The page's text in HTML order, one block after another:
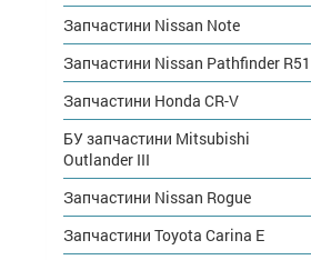
Запчастини Nissan Note
Запчастини Nissan Pathfinder R51
Запчастини Honda CR-V
БУ запчастини Mitsubishi
Outlander III
Запчастини Nissan Rogue
Запчастини Toyota Carina E